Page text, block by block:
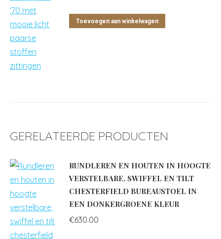
was:
is:
Toevoegen aan winkelwagen
GERELATEERDE PRODUCTEN
RUNDLEREN EN HOUTEN IN HOOGTE
VERSTELBARE, SWIFFEL EN TILT
CHESTERFIELD BUREAUSTOEL IN
EEN DONKERGROENE KLEUR
€630.00